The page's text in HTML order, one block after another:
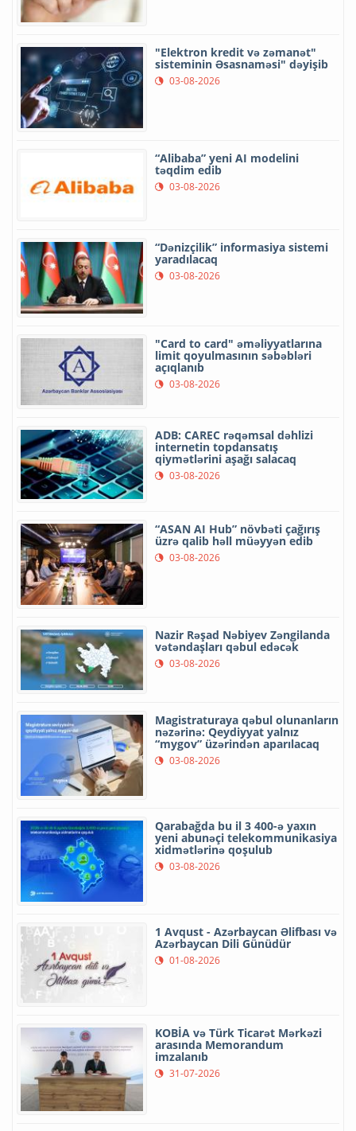
"Elektron kredit və zəmanət"
sisteminin Əsasnaməsi" dəyişib
03-08-2026
“Alibaba” yeni AI modelini
təqdim edib
03-08-2026
“Dənizçilik” informasiya sistemi
yaradılacaq
03-08-2026
"Card to card" əməliyyatlarına
limit qoyulmasının səbəbləri
açıqlanıb
03-08-2026
ADB: CAREC rəqəmsal dəhlizi
internetin topdansatış
qiymətlərini aşağı salacaq
03-08-2026
“ASAN AI Hub” növbəti çağırış
üzrə qalib həll müəyyən edib
03-08-2026
Nazir Rəşad Nəbiyev Zəngilanda
vətəndaşları qəbul edəcək
03-08-2026
Magistraturaya qəbul olunanların
nəzərinə: Qeydiyyat yalnız
“mygov” üzərindən aparılacaq
03-08-2026
Qarabağda bu il 3 400-ə yaxın
yeni abunəçi telekommunikasiya
xidmətlərinə qoşulub
03-08-2026
1 Avqust - Azərbaycan Əlifbası və
Azərbaycan Dili Günüdür
01-08-2026
KOBİA və Türk Ticarət Mərkəzi
arasında Memorandum
imzalanıb
31-07-2026